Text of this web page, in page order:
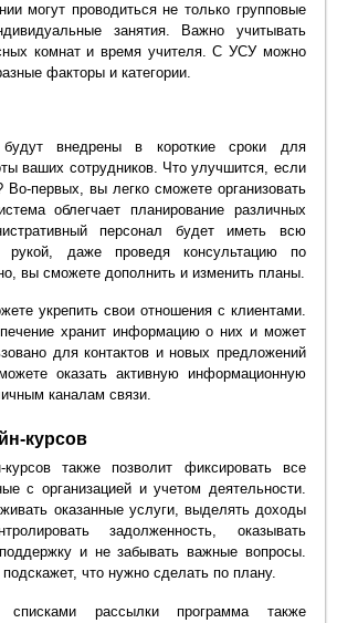
могут проводиться не только групповые
занятия. Важно учитывать
комнат и время учителя. С УСУ можно
факторы и категории.
внедрены в короткие сроки для
ваших сотрудников. Что улучшится, если
Во-первых, вы легко сможете организовать
облегчает планирование различных
персонал будет иметь всю
даже проведя консультацию по
вы сможете дополнить и изменить планы.
укрепить свои отношения с клиентами.
хранит информацию о них и может
для контактов и новых предложений
оказать активную информационную
каналам связи.
курсов
также позволит фиксировать все
с организацией и учетом деятельности.
оказанные услуги, выделять доходы
задолженность, оказывать
и не забывать важные вопросы.
что нужно сделать по плану.
рассылки программа также